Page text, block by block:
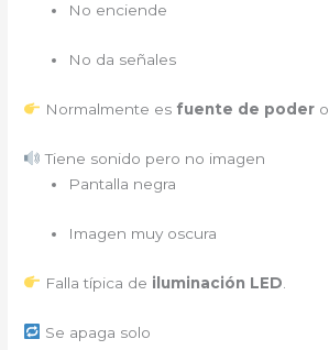
No enciende
No da señales
Normalmente es fuente de podero
Tiene sonido pero no imagen
Pantalla negra
Imagen muy oscura
Falla típica de iluminación LED
Se apaga solo